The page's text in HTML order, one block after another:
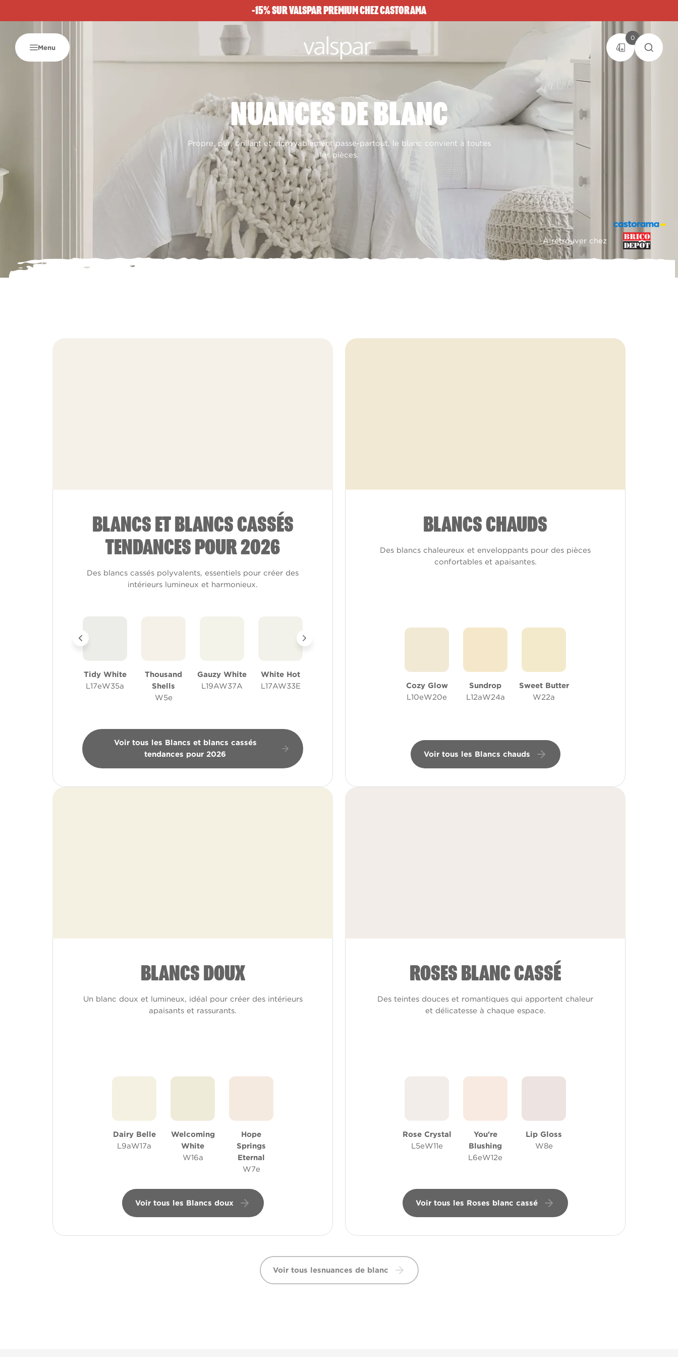
-15% SUR VALSPAR PREMIUM CHEZ CASTORAMA
Menu
0
NUANCES DE BLANC
Propre, pur, brillant et incroyablement passe-partout, le blanc convient à toutes
les pièces.
À retrouver chez
BLANCS ET BLANCS CASSÉS
TENDANCES POUR 2026
Des blancs cassés polyvalents, essentiels pour créer des
intérieurs lumineux et harmonieux.
Tidy White
L17eW35a
Thousand
Shells
W5e
Gauzy White
L19AW37A
White Hot
L17AW33E
Voir tous les Blancs et blancs cassés
tendances pour 2026
BLANCS CHAUDS
Des blancs chaleureux et enveloppants pour des pièces
confortables et apaisantes.
Cozy Glow
L10eW20e
Sundrop
L12aW24a
Sweet Butter
W22a
Voir tous les Blancs chauds
BLANCS DOUX
Un blanc doux et lumineux, idéal pour créer des intérieurs
apaisants et rassurants.
Dairy Belle
L9aW17a
Welcoming
White
W16a
Hope
Springs
Eternal
W7e
Voir tous les Blancs doux
ROSES BLANC CASSÉ
Des teintes douces et romantiques qui apportent chaleur
et délicatesse à chaque espace.
Rose Crystal
L5eW11e
You're
Blushing
L6eW12e
Lip Gloss
W8e
Voir tous les Roses blanc cassé
Voir tous lesnuances de blanc